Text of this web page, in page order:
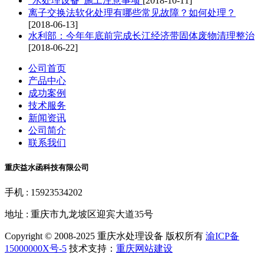
离子交换法软化处理有哪些常见故障？如何处理？
[2018-06-13]
水利部：今年年底前完成长江经济带固体废物清理整治
[2018-06-22]
公司首页
产品中心
成功案例
技术服务
新闻资讯
公司简介
联系我们
重庆益水函科技有限公司
手机 : 15923534202
地址 : 重庆市九龙坡区迎宾大道35号
Copyright © 2008-2025 重庆水处理设备 版权所有 渝ICP备
15000000X号-5 技术支持： 重庆网站建设